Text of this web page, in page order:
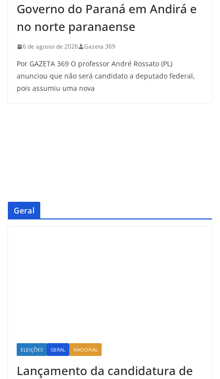
Governo do Paraná em Andirá e
no norte paranaense
6 de agosto de 2026 Gazeta 369
Por GAZETA 369 O professor André Rossato (PL)
anunciou que não será candidato a deputado federal,
pois assumiu uma nova
Geral
ELEIÇÕES GERAL NACIONAL
Lançamento da candidatura de